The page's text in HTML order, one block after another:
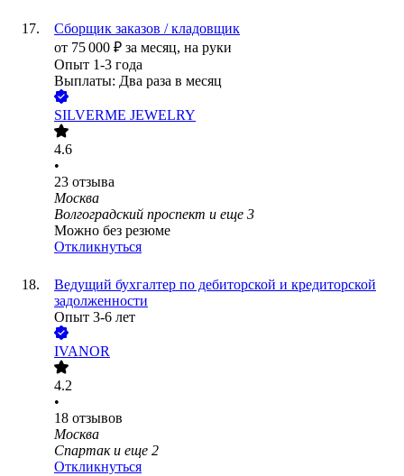
Сборщик заказов / кладовщик
от 75 000 ₽ за месяц, на руки
Опыт 1-3 года
Выплаты: Два раза в месяц
SILVERME JEWELRY
4.6
•
23 отзыва
Москва
Волгоградский проспект и еще 3
Можно без резюме
Откликнуться
Ведущий бухгалтер по дебиторской и кредиторской
задолженности
Опыт 3-6 лет
IVANOR
4.2
•
18 отзывов
Москва
Спартак и еще 2
Откликнуться